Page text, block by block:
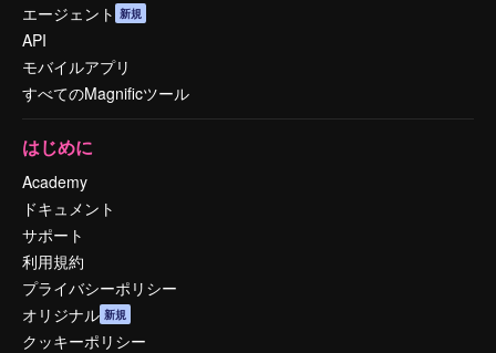
エージェント 新規
API
モバイルアプリ
すべてのMagnificツール
はじめに
Academy
ドキュメント
サポート
利用規約
プライバシーポリシー
オリジナル 新規
クッキーポリシー